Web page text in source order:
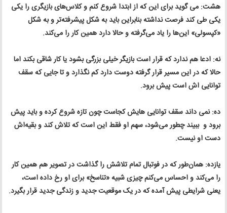
هشت: می گوید برای این ‌که از ابتدا شروع کنم و کلاس‌های بازیگری را یکی
یکی طی کند فرصت نداشته بنابراین باید به شکل پیشرفته‌تر و به شکل
«کپسولی» این‌ها را یاد می‌گرفته و حالا دارد همین کار را می‌کند.
نه: ادعا هم ندارد که قرار است بازیگر خیلی بزرگی بشود یا کار شاقی بکند اما
حالا که در این مسیر قرار گرفته دوست دارد کم نگذارد و تا جایی که سقف
توانایی اش است پیش برود.
ده: نمی داند سقف توانایی هایش کجاست چون تازه شروع کرده و باید پیش
برود و ببیند چطور می‌شود، سهم او فقط این است که تلاش کند و بقیه‌اش
دست او نیست.
یازده: همان‌طور که در فوتبال تمام تلاشش را گذاشت در تصویر هم همین کار
را می‌کند و احساس می‌کنم چیزی شبیه «تناسخ» برای او رخ داده است،
یعنی شرایطی پیش آمده که در یک موقعیت جدید و زندگی جدید قرار بگیرد.